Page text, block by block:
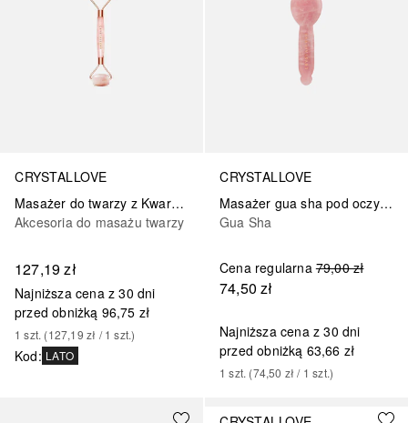
CRYSTALLOVE
Masażer do twarzy z Kwarcu Różowego
Akcesoria do masażu twarzy
127,19 zł
Najniższa cena z 30 dni
przed obniżką 96,75 zł
1 szt. (127,19 zł / 1 szt.)
Kod: LATO
CRYSTALLOVE
Masażer gua sha pod oczy z kwarcu różowego
Gua Sha
Cena regularna 79,00 zł
74,50 zł
Najniższa cena z 30 dni
przed obniżką 63,66 zł
1 szt. (74,50 zł / 1 szt.)